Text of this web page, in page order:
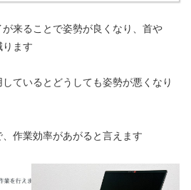
来ることで姿勢が良くなり、首や
ります
ているとどうしても姿勢が悪くなり
作業効率があがると言えます